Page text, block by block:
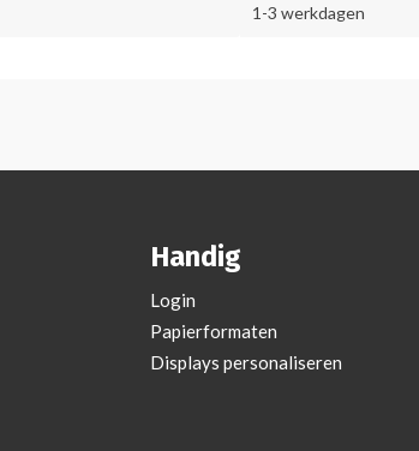
1-3 werkdagen
Handig
Login
Papierformaten
Displays personaliseren